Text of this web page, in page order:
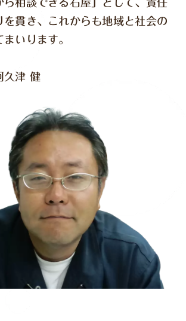
ら相談できる石屋」として、責任
を貫き、これからも地域と社会の
いります。
津 健